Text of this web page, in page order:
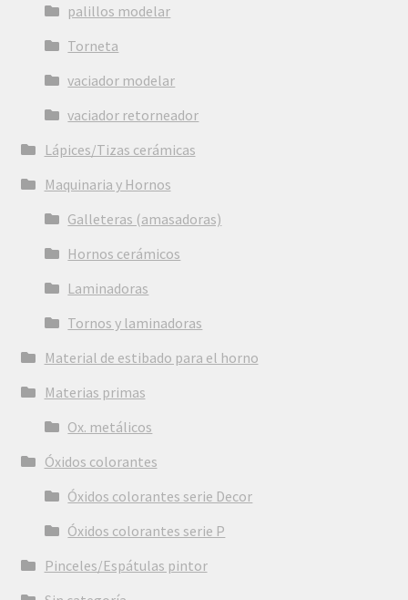
palillos modelar
Torneta
vaciador modelar
vaciador retorneador
Lápices/Tizas cerámicas
Maquinaria y Hornos
Galleteras (amasadoras)
Hornos cerámicos
Laminadoras
Tornos y laminadoras
Material de estibado para el horno
Materias primas
Ox. metálicos
Óxidos colorantes
Óxidos colorantes serie Decor
Óxidos colorantes serie P
Pinceles/Espátulas pintor